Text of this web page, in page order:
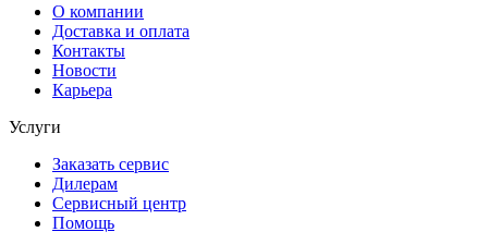
О компании
Доставка и оплата
Контакты
Новости
Карьера
Услуги
Заказать сервис
Дилерам
Сервисный центр
Помощь